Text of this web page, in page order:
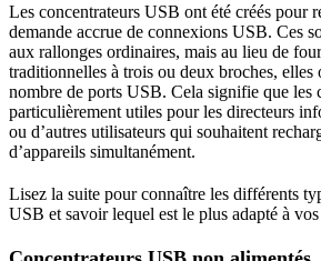
Les concentrateurs USB ont été créés pour
demande accrue de connexions USB. Ces
aux rallonges ordinaires, mais au lieu de
traditionnelles à trois ou deux broches, elles
nombre de ports USB. Cela signifie que les
particulièrement utiles pour les directeurs
ou d’autres utilisateurs qui souhaitent
d’appareils simultanément.
Lisez la suite pour connaître les différents
USB et savoir lequel est le plus adapté à